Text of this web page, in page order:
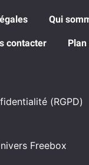
Qui
contacter
(RGPD)
Freebox